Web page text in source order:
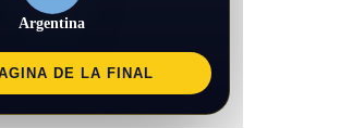
Argentina
DE LA FINAL